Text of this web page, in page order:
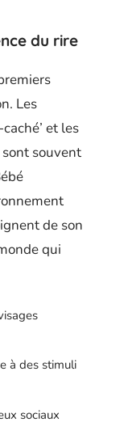
du rire
Les
et les
souvent
de son
qui
à des stimuli
sociaux